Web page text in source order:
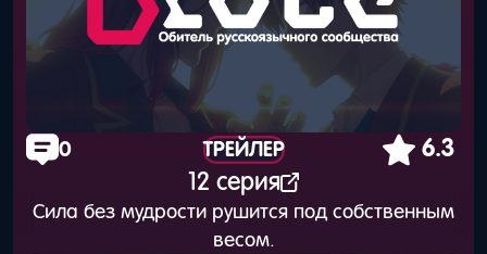
0 ТРЕЙЛЕР 6.3
12 серия
Сила без мудрости рушится под собственным
весом.